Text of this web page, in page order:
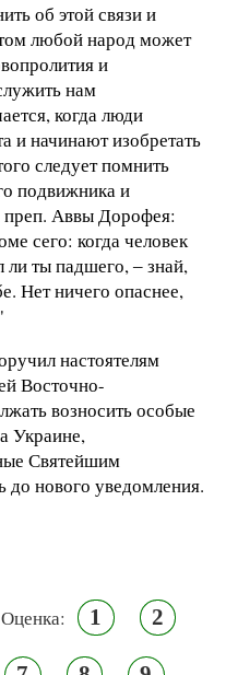
об этой связи и
любой народ может
и
нам
когда люди
и начинают изобретать
следует помнить
подвижника и
преп. Аввы Дорофея:
сего: когда человек
ли ты падшего, ‒ знай,
Нет ничего опаснее,
настоятелям
Восточно-
возносить особые
Украине,
Святейшим
нового уведомления.
Оценка: 1 2